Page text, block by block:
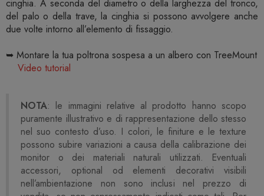
cinghia. A seconda del diametro o della larghezza del tronco,
del palo o della trave, la cinghia si possono avvolgere anche
due volte intorno all’elemento di fissaggio.
➥ Montare la tua poltrona sospesa a un albero con TreeMount
Video tutorial
NOTA: le immagini relative al prodotto hanno scopo
puramente illustrativo e di rappresentazione dello stesso
nel suo contesto d’uso. I colori, le finiture e le texture
possono subire variazioni a causa della calibrazione dei
monitor o dei materiali naturali utilizzati. Eventuali
accessori, optional od elementi decorativi visibili
nell’ambientazione non sono inclusi nel prezzo di